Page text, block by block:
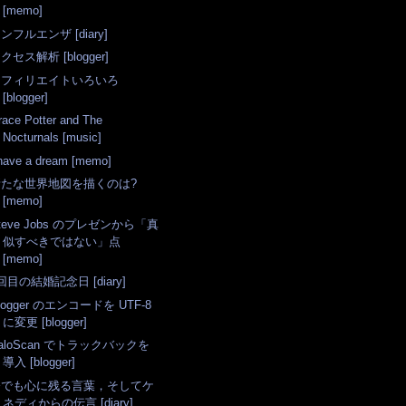
[memo]
フルエンザ [diary]
セス解析 [blogger]
ィリエイトいろいろ
[blogger]
Potter and The
Nocturnals [music]
have a dream [memo]
な世界地図を描くのは?
[memo]
Jobs のプレゼンから「真
似すべきではない」点
[memo]
目の結婚記念日 [diary]
のエンコードを UTF-8
に変更 [blogger]
でトラックバックを
導入 [blogger]
も心に残る言葉，そしてケ
ネディからの伝言 [diary]